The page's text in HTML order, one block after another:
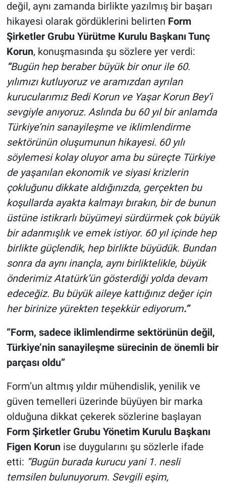
değil, aynı zamanda birlikte yazılmış bir başarı
hikayesi olarak gördüklerini belirten Form
Şirketler Grubu Yürütme Kurulu Başkanı Tunç
Korun, konuşmasında şu sözlere yer verdi:
“Bugün hep beraber büyük bir onur ile 60.
yılımızı kutluyoruz ve aramızdan ayrılan
kurucularımız Bedi Korun ve Yaşar Korun Bey’i
sevgiyle anıyoruz. Aslında bu 60 yıl bir anlamda
Türkiye’nin sanayileşme ve iklimlendirme
sektörünün oluşumunun hikayesi. 60 yılı
söylemesi kolay oluyor ama bu süreçte Türkiye
de yaşanılan ekonomik ve siyasi krizlerin
çokluğunu dikkate aldığınızda, gerçekten bu
koşullarda ayakta kalmayı bırakın, bir de bunun
üstüne istikrarlı büyümeyi sürdürmek çok büyük
bir adanmışlık ve emek istiyor. 60 yıl içinde hep
birlikte güçlendik, hep birlikte büyüdük. Bundan
sonra da aynı inançla, aynı birliktelikle, büyük
önderimiz Atatürk’ün gösterdiği yolda devam
edeceğiz. Bu büyük aileye kattığınız değer için
her birinize yürekten teşekkür ediyorum.”
“Form, sadece iklimlendirme sektörünün değil,
Türkiye’nin sanayileşme sürecinin de önemli bir
parçası oldu”
Form’un altmış yıldır mühendislik, yenilik ve
güven temelleri üzerinde büyüyen bir marka
olduğuna dikkat çekerek sözlerine başlayan
Form Şirketler Grubu Yönetim Kurulu Başkanı
Figen Korunise duygularını şu sözlerle ifade
etti: “Bugün burada kurucu yani 1. nesli
temsilen bulunuyorum. Sevgili eşim,